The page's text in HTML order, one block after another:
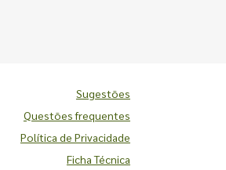
Sugestões
Questões frequentes
Política de Privacidade
Ficha Técnica